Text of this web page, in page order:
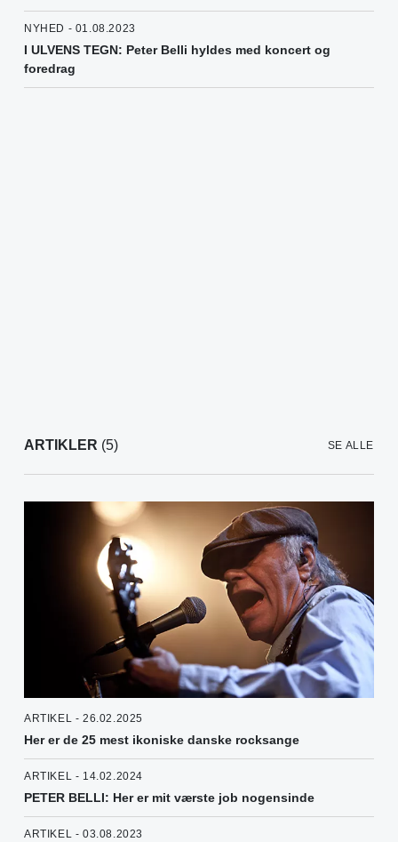
NYHED - 01.08.2023
I ULVENS TEGN: Peter Belli hyldes med koncert og
foredrag
ARTIKLER (5) SE ALLE
ARTIKEL - 26.02.2025
Her er de 25 mest ikoniske danske rocksange
ARTIKEL - 14.02.2024
PETER BELLI: Her er mit værste job nogensinde
ARTIKEL - 03.08.2023